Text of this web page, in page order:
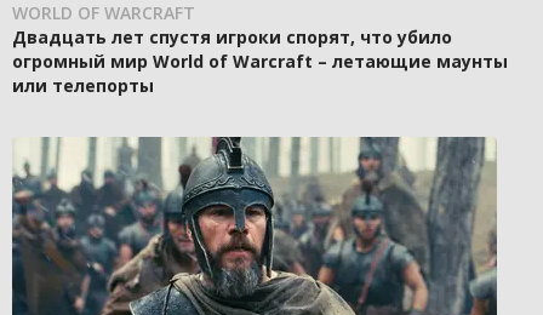
WORLD OF WARCRAFT
Двадцать лет спустя игроки спорят, что убило
огромный мир World of Warcraft – летающие маунты
или телепорты